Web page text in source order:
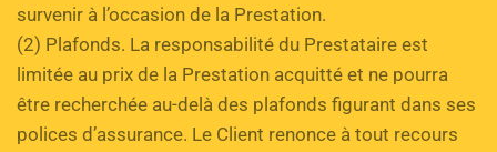
survenir à l’occasion de la Prestation.
(2) Plafonds. La responsabilité du Prestataire est
limitée au prix de la Prestation acquitté et ne pourra
être recherchée au-delà des plafonds figurant dans ses
polices d’assurance. Le Client renonce à tout recours